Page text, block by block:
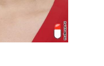
Макияж для брюнетки